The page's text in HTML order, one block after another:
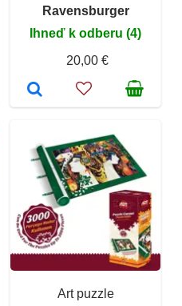
Ravensburger
Ihneď k odberu (4)
20,00 €
Art puzzle